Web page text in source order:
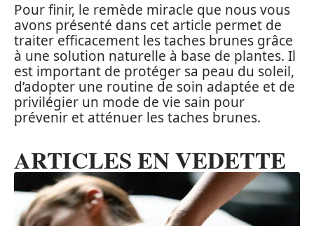
Pour finir, le remède miracle que nous vous
avons présenté dans cet article permet de
traiter efficacement les taches brunes grâce
à une solution naturelle à base de plantes. Il
est important de protéger sa peau du soleil,
d’adopter une routine de soin adaptée et de
privilégier un mode de vie sain pour
prévenir et atténuer les taches brunes.
ARTICLES EN VEDETTE